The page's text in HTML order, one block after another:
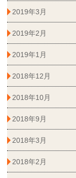
2019年3月
2019年2月
2019年1月
2018年12月
2018年10月
2018年9月
2018年3月
2018年2月